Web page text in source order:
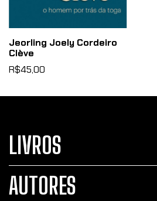
Jeorling Joely Cordeiro
Clève
R$45,00
LIVROS
AUTORES